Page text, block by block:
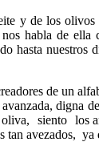
y de los
habla de
hasta
de un
digna
siento los
tan avezados,